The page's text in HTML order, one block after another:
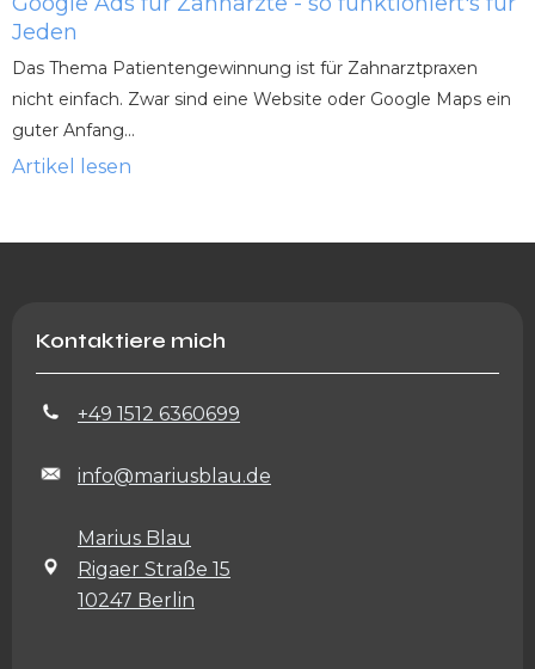
Jeden
Das Thema Patientengewinnung ist für Zahnarztpraxen
nicht einfach. Zwar sind eine Website oder Google Maps ein
guter Anfang...
Artikel lesen
Kontaktiere mich
+49 1512 6360699
info@mariusblau.de
Marius Blau
Rigaer Straße 15
10247 Berlin